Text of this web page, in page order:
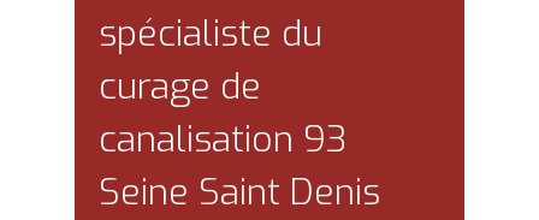
spécialiste du
curage de
canalisation 93
Seine Saint Denis